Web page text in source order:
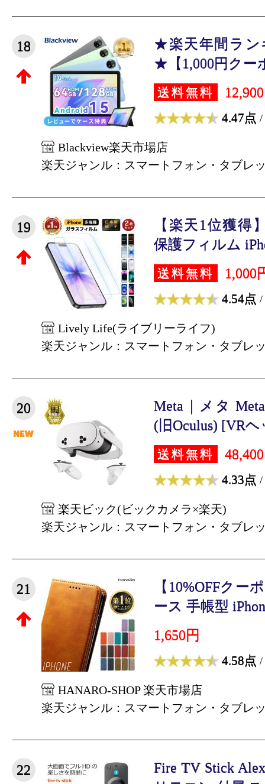
18
★楽天年間ラン
★【1,000円クー
送料無料
4.47点 /
Blackview楽天市場店
楽天ジャンル：スマートフォン・タブレ
19
【楽天1位獲得
保護フィルム
送料無料 1,000
4.54点 /
Lively Life(ライブリーライフ)
楽天ジャンル：スマートフォン・タブレ
20
Meta｜メタ Meta
(旧Oculus) [VRヘ
送料無料
4.33点 /
楽天ビック(ビックカメラ×楽天)
楽天ジャンル：スマートフォン・タブレ
21
【10%OFFクー
ース 手帳型
1,650円
4.58点 /
HANARO-SHOP 楽天市場店
楽天ジャンル：スマートフォン・タブレ
22
Fire TV Stick